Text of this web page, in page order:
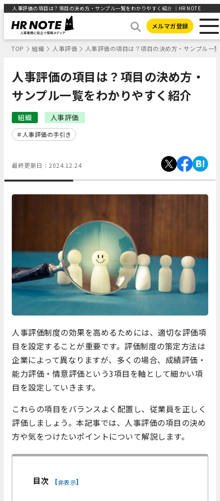
人事評価の項目は？項目の決め方・サンプル一覧をわかりやすく紹介 ｜HR NOTE
メルマガ登録
TOP 組織 人事評価 人事評価の項目は？項目の決め方・サンプル一
人事評価の項目は？項目の決め方・
サンプル一覧をわかりやすく紹介
組織 人事評価
人事評価の手引き
最終更新日： 2024.12.24
人事評価制度の効果を高めるためには、適切な評価項
目を設定することが重要です。評価制度の策定方法は
企業によって異なりますが、多くの場合、成績評価・
能力評価・情意評価という3項目を軸として細かい項
目を設定していきます。
これらの項目をバランスよく配置し、従業員を正しく
評価しましょう。本記事では、人事評価の項目の決め
方や気をつけたいポイントについて解説します。
目次 [非表示]